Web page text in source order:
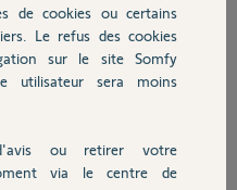
vous devez utiliser l'application
de cookies ou certains
Le refus des cookies
sur le site Somfy
utilisateur sera moins
ou retirer votre
via le centre de